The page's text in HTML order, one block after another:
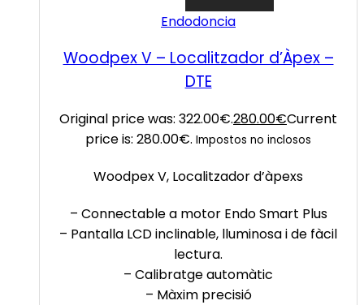
Endodoncia
Woodpex V – Localitzador d’Àpex –
DTE
Original price was: 322.00€.280.00€Current
price is: 280.00€. Impostos no inclosos
Woodpex V, Localitzador d’àpexs
– Connectable a motor Endo Smart Plus
– Pantalla LCD inclinable, lluminosa i de fàcil
lectura.
– Calibratge automàtic
– Màxim precisió